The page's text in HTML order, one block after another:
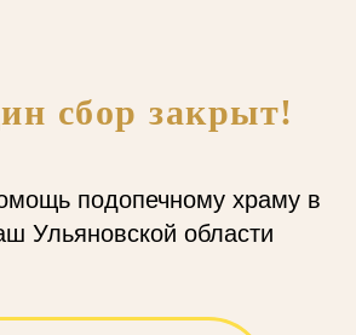
сбор закрыт!
подопечному храму в
Ульяновской области